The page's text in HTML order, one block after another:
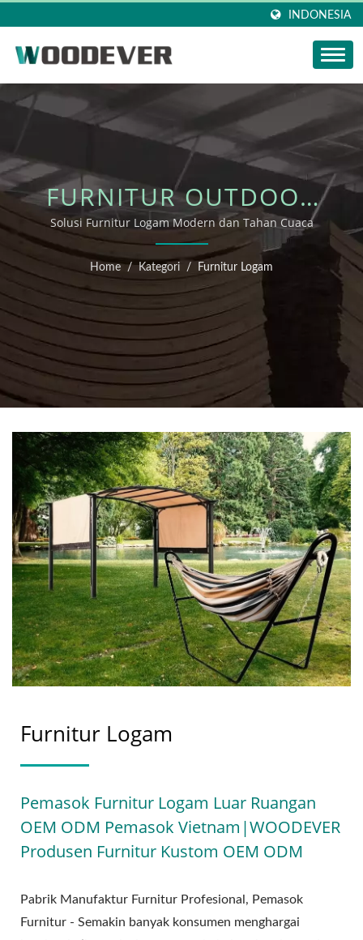
INDONESIA
FURNITUR OUTDOOR
LOGAM
Solusi Furnitur Logam Modern dan Tahan Cuaca
Home / Kategori / Furnitur Logam
Furnitur Logam
Pemasok Furnitur Logam Luar Ruangan
OEM ODM Pemasok Vietnam|WOODEVER
Produsen Furnitur Kustom OEM ODM
Pabrik Manufaktur Furnitur Profesional, Pemasok
Furnitur - Semakin banyak konsumen menghargai